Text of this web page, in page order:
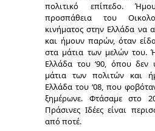
πολιτικό επίπεδο.
προσπάθεια του
κινήματος στην Ελλάδα να
και ήμουν παρών, όταν
στα μάτια των μελών του.
Ελλάδα του ‘90, όπου δεν
μάτια των πολιτών και
Ελλάδα του ‘08, που
ξημέρωνε. Φτάσαμε στο
Πράσινες Ιδέες είναι
από ποτέ.